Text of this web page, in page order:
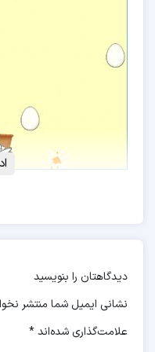
دیدگاهتان را بنویسید
نشانی ایمیل شما منتشر
علامت‌گذاری شده‌اند*